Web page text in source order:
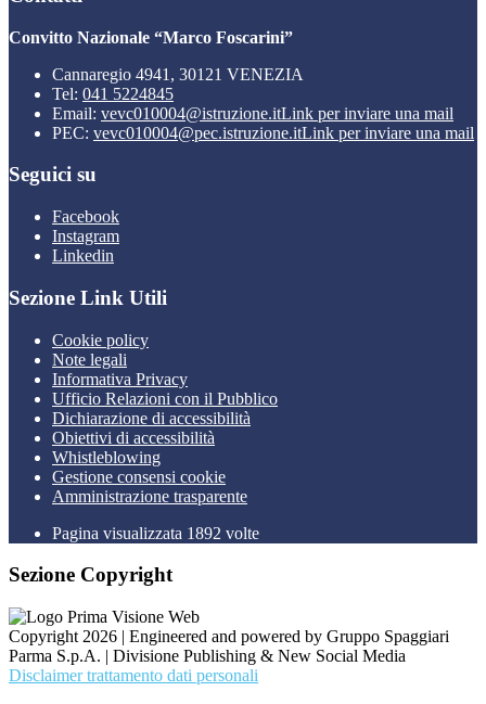
Convitto Nazionale “Marco Foscarini”
Cannaregio 4941, 30121 VENEZIA
Tel: 041 5224845
Email: vevc010004@istruzione.itLink per inviare una mail
PEC: vevc010004@pec.istruzione.itLink per inviare una mail
Seguici su
Facebook
Instagram
Linkedin
Sezione Link Utili
Cookie policy
Note legali
Informativa Privacy
Ufficio Relazioni con il Pubblico
Dichiarazione di accessibilità
Obiettivi di accessibilità
Whistleblowing
Gestione consensi cookie
Amministrazione trasparente
Pagina visualizzata 1892 volte
Sezione Copyright
Copyright 2026 | Engineered and powered by Gruppo Spaggiari
Parma S.p.A. | Divisione Publishing & New Social Media
Disclaimer trattamento dati personali